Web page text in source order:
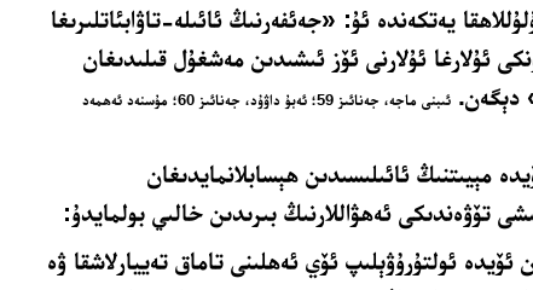
يەتكەندە ئۇ: «جەئفەرنىڭ ئائىلە-تاۋابئاتلىرىغا
ئۇلارغا ئۇلارنى ئۆز ئىشىدىن مەشغۇل قىلىدىغان
دېگەن.
ئىبنى ماجە، جەنائىز 59؛ ئەبۇ داۋۇد، جەنائىز 60؛ مۇسنەد ئەھمەد
مېيىتنىڭ ئائىلىسىدىن ھېسابلانمايدىغان
تۆۋەندىكى ئەھۋاللارنىڭ بىرىدىن خالىي بولمايدۇ:
ئۆيدە ئولتۇرۇۋېلىپ ئۆي ئەھلىنى تاماق تەييارلاشقا ۋە